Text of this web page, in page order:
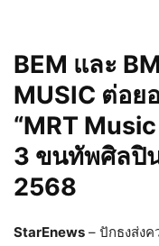
BEM และ
MUSIC ต่อย
“MRT
3 ขนทัพศิลปิ
2568
StarEnews – ปักธงส่ง